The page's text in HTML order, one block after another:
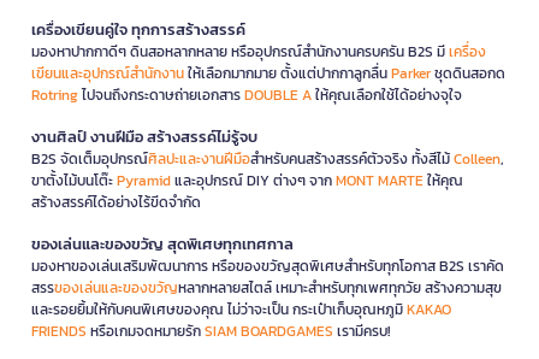
เครื่องเขียนคู่ใจ ทุกการสร้างสรรค์
มองหาปากกาดีๆ ดินสอหลากหลาย หรืออุปกรณ์สำนักงานครบครัน B2S มีเครื่อง
เขียนและอุปกรณ์สำนักงานให้เลือกมากมาย ตั้งแต่ปากกาลูกลื่นParkerชุดดินสอกด
Rotringไปจนถึงกระดาษถ่ายเอกสารDOUBLE Aให้คุณเลือกใช้ได้อย่างจุใจ
งานศิลป์ งานฝีมือ สร้างสรรค์ไม่รู้จบ
B2S จัดเต็มอุปกรณ์ศิลปะและงานฝีมือสำหรับคนสร้างสรรค์ตัวจริง ทั้งสีไม้Colleen,
ขาตั้งไม้บนโต๊ะPyramidและอุปกรณ์ DIY ต่างๆ จากMONT MARTEให้คุณ
สร้างสรรค์ได้อย่างไร้ขีดจำกัด
ของเล่นและของขวัญ สุดพิเศษทุกเทศกาล
มองหาของเล่นเสริมพัฒนาการ หรือของขวัญสุดพิเศษสำหรับทุกโอกาส B2S เราคัด
สรรของเล่นและของขวัญหลากหลายสไตล์ เหมาะสำหรับทุกเพศทุกวัย สร้างความสุข
และรอยยิ้มให้กับคนพิเศษของคุณ ไม่ว่าจะเป็น กระเป๋าเก็บอุณหภูมิKAKAO
FRIENDS หรือเกมจดหมายรักSIAM BOARDGAMES เรามีครบ!